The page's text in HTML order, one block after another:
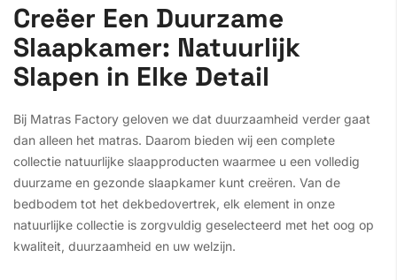
Creëer Een Duurzame
Slaapkamer: Natuurlijk
Slapen in Elke Detail
Bij Matras Factory geloven we dat duurzaamheid verder gaat
dan alleen het matras. Daarom bieden wij een complete
collectie natuurlijke slaapproducten waarmee u een volledig
duurzame en gezonde slaapkamer kunt creëren. Van de
bedbodem tot het dekbedovertrek, elk element in onze
natuurlijke collectie is zorgvuldig geselecteerd met het oog op
kwaliteit, duurzaamheid en uw welzijn.